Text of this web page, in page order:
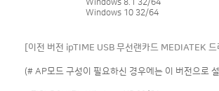
Windows 8.1 32/64
Windows 10 32/64
[이전 버전 ipTIME USB 무선랜카드 MEDIATEK
(# AP모드 구성이 필요하신 경우에는 이 버전으로